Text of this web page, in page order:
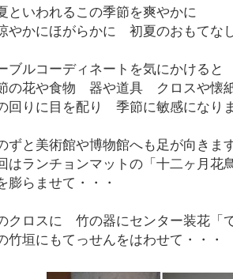
といわれるこの季節を爽やかに
涼やかにほがらかに 初夏のおもてな
ブルコーディネートを気にかけると
の花や食物 器や道具 クロスや懐
回りに目を配り 季節に敏感になり
ずと美術館や博物館へも足が向きま
はランチョンマットの「十二ヶ月花
膨らませて・・・
クロスに 竹の器にセンター装花
竹垣にもてっせんをはわせて・・・